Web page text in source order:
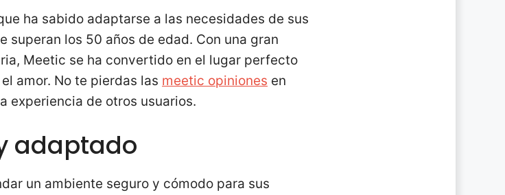
ha sabido adaptarse a las necesidades de sus
superan los 50 años de edad. Con una gran
Meetic se ha convertido en el lugar perfecto
amor. No te pierdas las meetic opiniones en
experiencia de otros usuarios.
adaptado
un ambiente seguro y cómodo para sus